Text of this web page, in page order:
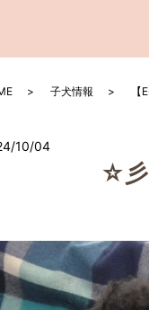
子犬情報
10/04
☆彡